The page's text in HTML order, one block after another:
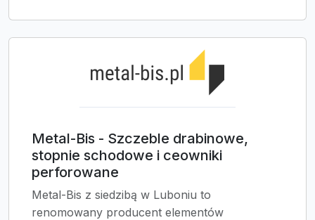
Metal-Bis - Szczeble drabinowe,
stopnie schodowe i ceowniki
perforowane
Metal-Bis z siedzibą w Luboniu to
renomowany producent elementów